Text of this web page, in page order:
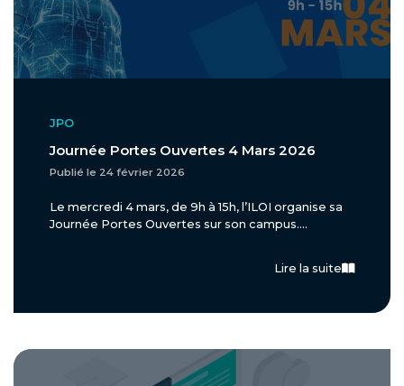
JPO
Journée Portes Ouvertes 4 Mars 2026
Publié le 24 février 2026
Le mercredi 4 mars, de 9h à 15h, l’ILOI organise sa
Journée Portes Ouvertes sur son campus....
Lire la suite